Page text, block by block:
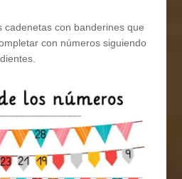
cadenetas con banderines que
con números siguiendo